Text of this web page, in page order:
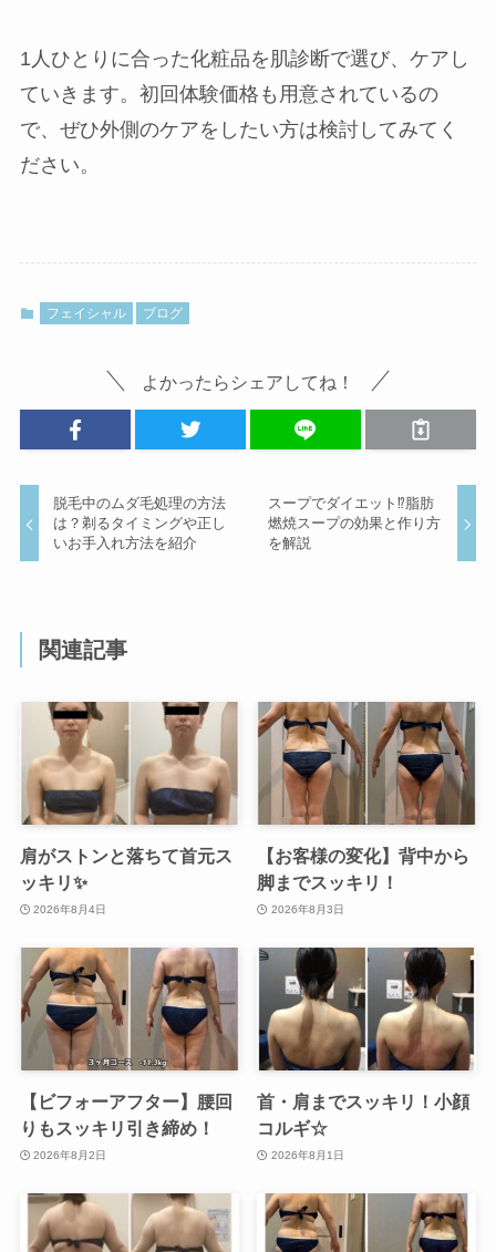
1人ひとりに合った化粧品を肌診断で選び、ケアし
ていきます。初回体験価格も用意されているの
で、ぜひ外側のケアをしたい方は検討してみてく
ださい。
フェイシャル ブログ
よかったらシェアしてね！
脱毛中のムダ毛処理の方法
は？剃るタイミングや正し
いお手入れ方法を紹介
スープでダイエット⁉脂肪
燃焼スープの効果と作り方
を解説
関連記事
肩がストンと落ちて首元ス
ッキリ✨
2026年8月4日
【お客様の変化】背中から
脚までスッキリ！
2026年8月3日
【ビフォーアフター】腰回
りもスッキリ引き締め！
2026年8月2日
首・肩までスッキリ！小顔
コルギ☆
2026年8月1日